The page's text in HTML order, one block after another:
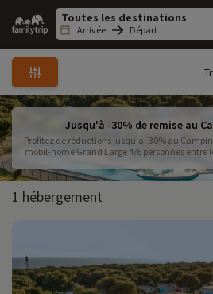
Family
trip
Arrivée Départ
Jusqu'à -30% de remise au
Profitez de réductions jusqu'à -30% au
mobil-home Grand Large 4/6 personnes entre
1 hébergement